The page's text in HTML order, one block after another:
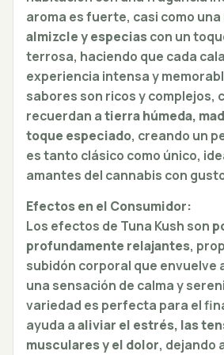
aroma es fuerte, casi como una
almizcle y especiascon un
terrosa, haciendo que cada
experiencia intensa y
sabores son ricos y complejos,
recuerdan atierra húmeda,
toque especiado, creando un
es tanto clásico como único,
amantes del cannabis con
Efectos en el Consumidor:
Los efectos de Tuna Kush son
profundamente relajantes,
subidón corporal que envuelve
una sensación de calma y
variedad es perfecta para el
ayuda aaliviar el estrés, las
musculares y el dolor, dejando